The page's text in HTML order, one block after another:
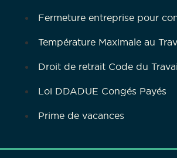
Fermeture entreprise pour
Température Maximale au
Droit de retrait Code du
Loi DDADUE Congés Payés
Prime de vacances